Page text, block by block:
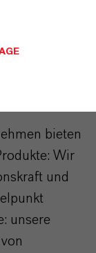
bieten
Wir
und
unsere